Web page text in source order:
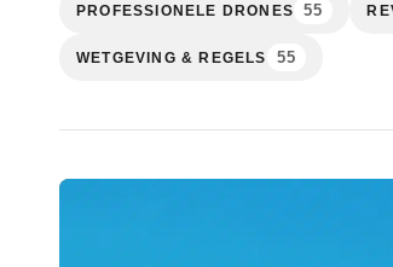
PROFESSIONELE DRONES 55
WETGEVING & REGELS 55